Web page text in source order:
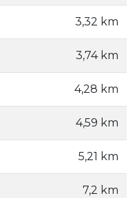
3,32 km
3,74 km
4,28 km
4,59 km
5,21 km
7,2 km